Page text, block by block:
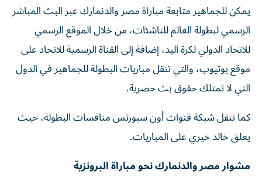
يمكن للجماهير متابعة مباراة مصر والدنمارك عبر البث المباشر
الرسمي لبطولة العالم للناشئات، من خلال الموقع الرسمي
للاتحاد الدولي لكرة اليد، إضافة إلى القناة الرسمية للاتحاد على
موقع يوتيوب، والتي تنقل مباريات البطولة للجماهير في الدول
التي لا تمتلك حقوق بث حصرية.
كما تنقل شبكة قنوات أون سبورتس منافسات البطولة، حيث
يعلق خالد خيري على المباريات.
مشوار مصر والدنمارك نحو مباراة البرونزية